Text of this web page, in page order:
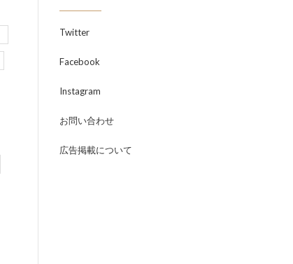
Twitter
Facebook
Instagram
お問い合わせ
広告掲載について